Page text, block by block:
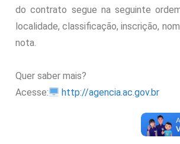
do contrato segue na seguinte
localidade, classificação, inscrição,
nota.
Quer saber mais?
Acesse:
http://agencia.ac.gov.br